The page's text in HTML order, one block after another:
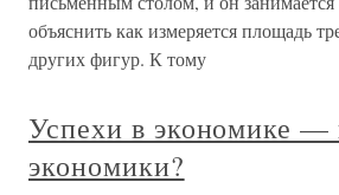
объяснить как измеряется площадь
других фигур. К тому
Успехи в экономике —
экономики?